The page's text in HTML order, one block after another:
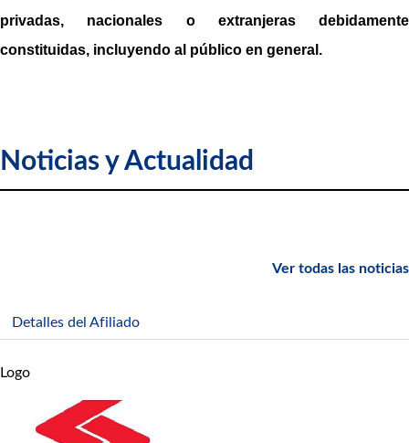
privadas, nacionales o extranjeras debidamente
constituidas, incluyendo al público en general.
Noticias y Actualidad
Ver todas las noticias
Detalles del Afiliado
Logo